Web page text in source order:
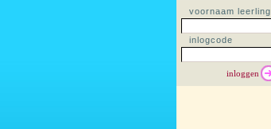
voornaam leerling
inlogcode